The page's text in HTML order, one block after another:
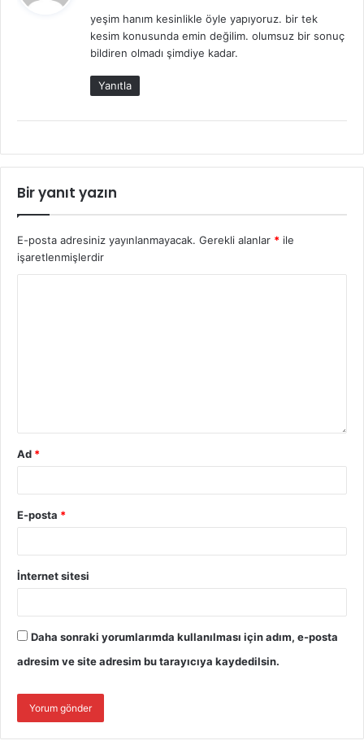
i
k
i
yeşim hanım kesinlikle öyle yapıyoruz. bir tek
kesim konusunda emin değilim. olumsuz bir sonuç
bildiren olmadı şimdiye kadar.
Yanıtla
Bir yanıt yazın
E-posta adresiniz yayınlanmayacak. Gerekli alanlar * ile
işaretlenmişlerdir
Ad *
E-posta *
İnternet sitesi
Daha sonraki yorumlarımda kullanılması için adım, e-posta
adresim ve site adresim bu tarayıcıya kaydedilsin.